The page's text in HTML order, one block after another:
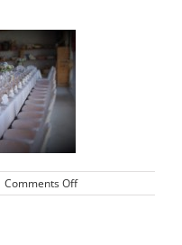
Comments Offon
Kogre